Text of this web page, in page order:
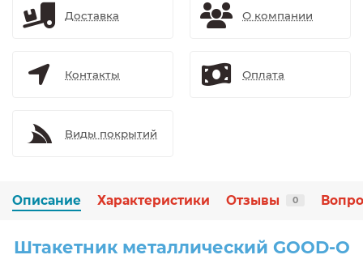
Доставка О компании
Контакты Оплата
Виды покрытий
Описание Характеристики Отзывы 0
Штакетник металлический GOOD-O